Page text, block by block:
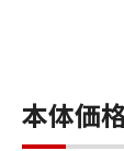
本体価